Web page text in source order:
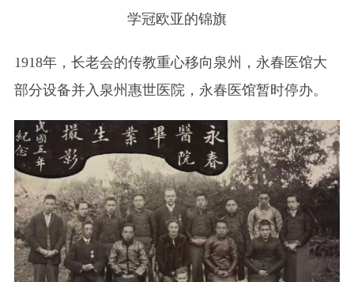
学冠欧亚的锦旗
1918年，长老会的传教重心移向泉州，永春医馆大
部分设备并入泉州惠世医院，永春医馆暂时停办。